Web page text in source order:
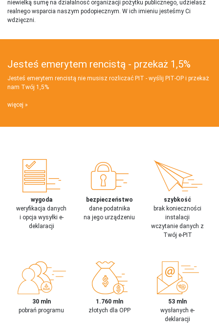
niewielką sumę na działalnosć organizacji pożytku publicznego, udzielasz
realnego wsparcia naszym podopiecznym. W ich imieniu jesteśmy Ci
wdzięczni.
Jesteś emerytem rencistą - przekaż 1,5%
Jesteś emerytem rencistą nie musisz rozliczać PIT - wyślij PIT‑OP i przekaż
nam Twój 1,5%
więcej
wygoda
weryfikacja danych
i opcja wysyłki e-
deklaracji
bezpieczeństwo
dane podatnika
na jego urządzeniu
szybkość
brak konieczności
instalacji
wczytanie danych z
Twój e-PIT
30 mln
pobrań programu
1.760 mln
złotych dla OPP
53 mln
wysłanych e-
deklaracji